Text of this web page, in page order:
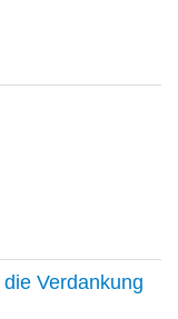
Verdankung